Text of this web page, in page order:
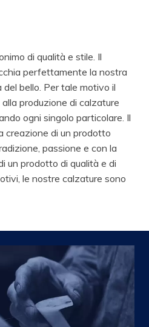
di qualità e stile. Il
perfettamente la nostra
bello. Per tale motivo il
produzione di calzature
ogni singolo particolare. Il
creazione di un prodotto
passione e con la
un prodotto di qualità e di
le nostre calzature sono